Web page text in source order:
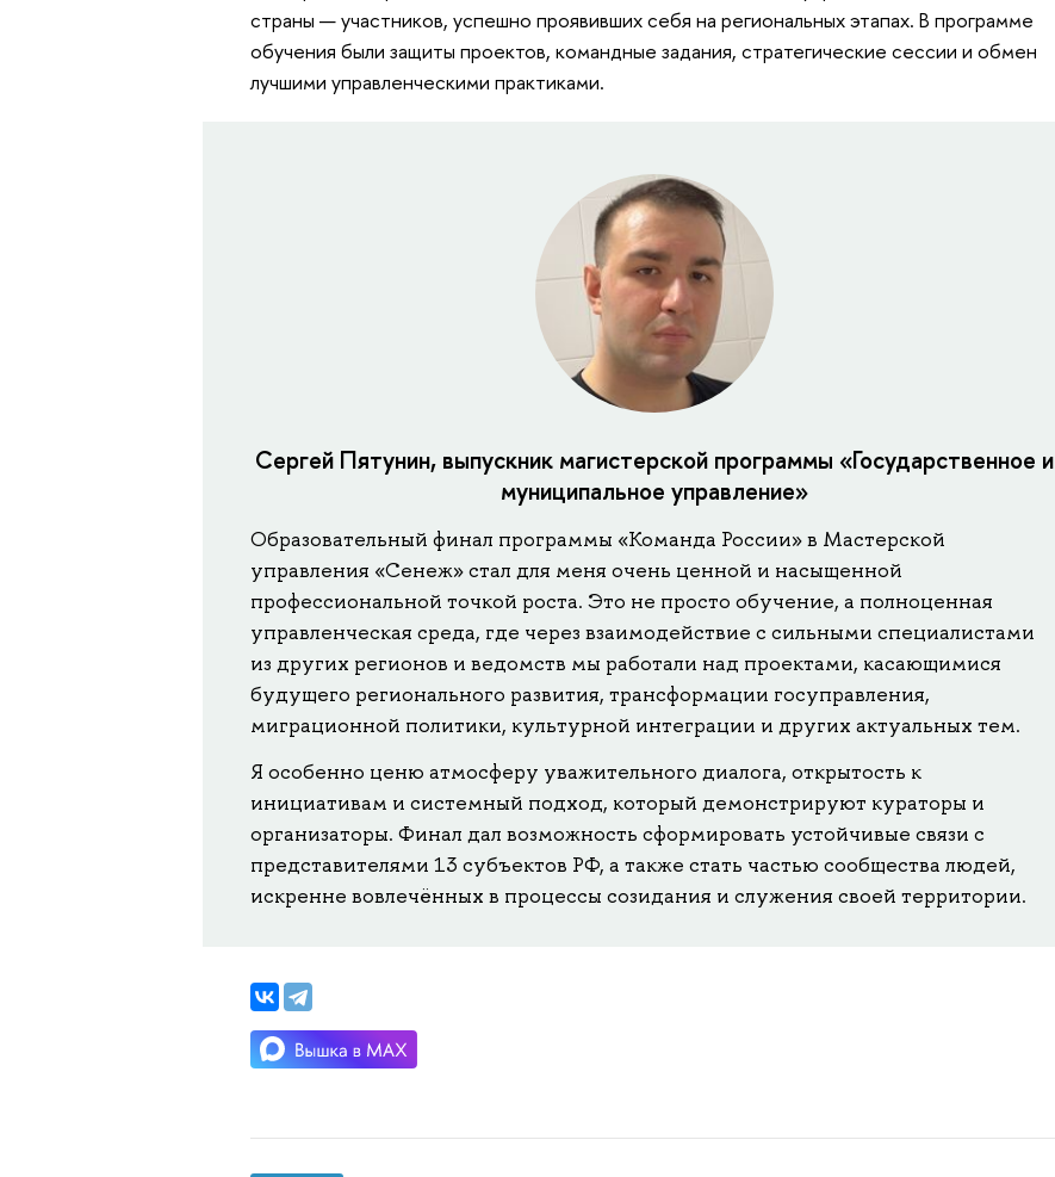
страны — участников, успешно проявивших себя на региональных этапах. В программе
обучения были защиты проектов, командные задания, стратегические сессии и обмен
лучшими управленческими практиками.
Сергей Пятунин, выпускник магистерской программы «Государственное и
муниципальное управление»
Образовательный финал программы «Команда России» в Мастерской
управления «Сенеж» стал для меня очень ценной и насыщенной
профессиональной точкой роста. Это не просто обучение, а полноценная
управленческая среда, где через взаимодействие с сильными специалистами
из других регионов и ведомств мы работали над проектами, касающимися
будущего регионального развития, трансформации госуправления,
миграционной политики, культурной интеграции и других актуальных тем.
Я особенно ценю атмосферу уважительного диалога, открытость к
инициативам и системный подход, который демонстрируют кураторы и
организаторы. Финал дал возможность сформировать устойчивые связи с
представителями 13 субъектов РФ, а также стать частью сообщества людей,
искренне вовлечённых в процессы созидания и служения своей территории.